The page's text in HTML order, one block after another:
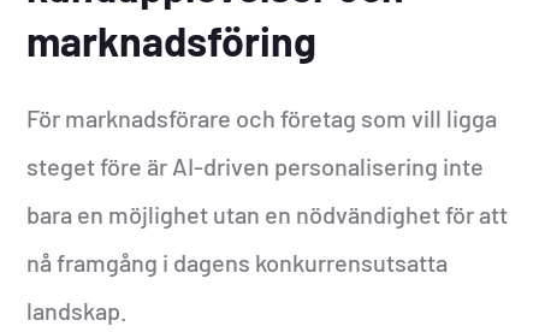
marknadsföring
För marknadsförare och företag som vill ligga
steget före är AI-driven personalisering inte
bara en möjlighet utan en nödvändighet för att
nå framgång i dagens konkurrensutsatta
landskap.